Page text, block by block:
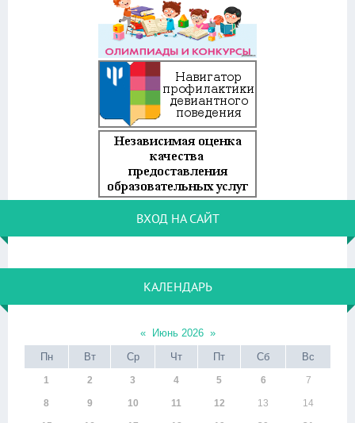
ВХОД НА САЙТ
КАЛЕНДАРЬ
« Июнь 2026 »
Пн
Вт Ср Чт Пт Сб Вс
1 2 3 4 5 6 7
8 9 10 11 12 13 14